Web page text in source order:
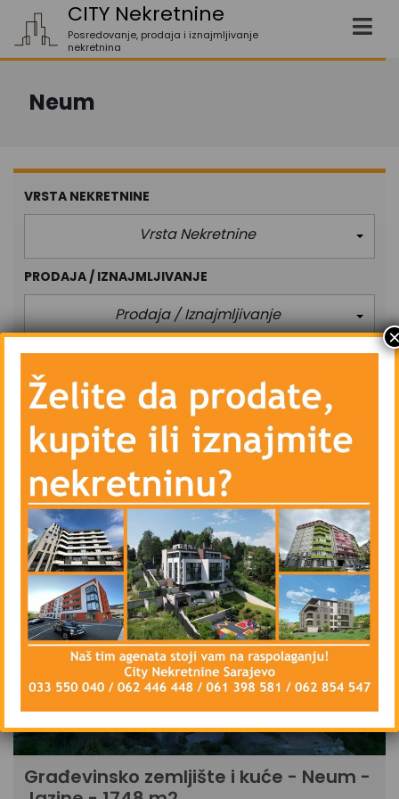
CITY Nekretnine
Posredovanje, prodaja i iznajmljivanje
nekretnina
Neum
VRSTA NEKRETNINE
Vrsta Nekretnine
PRODAJA / IZNAJMLJIVANJE
Prodaja / Iznajmljivanje
KVADRATURA(M²)
CLEAR ADVANCED
1 FOUND
PRODAJA
Građevinsko zemljište i kuće - Neum -